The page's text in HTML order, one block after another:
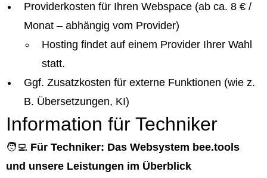
Providerkosten für Ihren Webspace (ab ca. 8 € /
Monat – abhängig vom Provider)
Hosting findet auf einem Provider Ihrer Wahl
statt.
Ggf. Zusatzkosten für externe Funktionen (wie z.
B. Übersetzungen, KI)
Information für Techniker
🧑‍💻 Für Techniker: Das Websystem bee.tools
und unsere Leistungen im Überblick